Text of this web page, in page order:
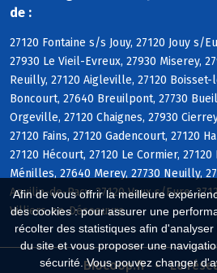
Afin de vous offrir la meilleure
des cookies : pour assurer une
récolter des statistiques afin
du site et vous proposer une
sécurité. Vous pouvez changer
de :
27120 Fontaine s/s Jouy, 27120 Jouy s/
27930 Le Vieil-Evreux, 27930 Miserey,
Reuilly, 27120 Aigleville, 27120 Boisset-
Boncourt, 27640 Breuilpont, 27730
Orgeville, 27120 Chaignes, 27930
27120 Fains, 27120 Gadencourt, 27120
27120 Hécourt, 27120 Le Cormier,
Ménilles, 27640 Merey, 27730 Neuilly,
Aquilin-de-Pacy, 27120 Vaux s/Eure,
Villiers-en-Désoeuvre
Biocoop.fr Le